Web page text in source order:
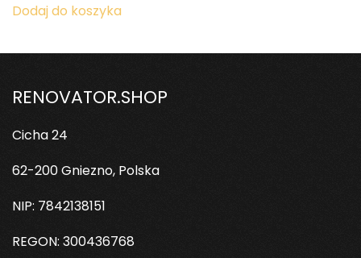
Dodaj do koszyka
RENOVATOR.SHOP
Cicha 24
62-200 Gniezno, Polska
NIP: 7842138151
REGON: 300436768